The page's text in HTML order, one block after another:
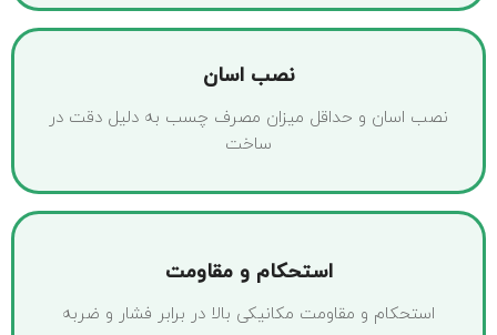
نصب اسان
نصب اسان و حداقل میزان مصرف چسب به دلیل دقت در
ساخت
استحکام و مقاومت
استحکام و مقاومت مکانیکی بالا در برابر فشار و ضربه